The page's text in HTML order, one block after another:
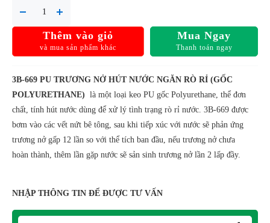
Thêm vào giỏ
và mua sản phẩm khác
Mua Ngay
Thanh toán ngay
3B-669 PU TRƯƠNG NỞ HÚT NƯỚC NGĂN RÒ RỈ (GỐC
POLYURETHANE) là một loại keo PU gốc Polyurethane, thể đơn
chất, tính hút nước dùng để xử lý tình trạng rò rỉ nước. 3B-669 được
bơm vào các vết nứt bê tông, sau khi tiếp xúc với nước sẽ phản ứng
trương nở gấp 12 lần so với thể tích ban đầu, nếu trương nở chưa
hoàn thành, thêm lần gặp nước sẽ sản sinh trương nở lần 2 lấp đầy.
NHẬP THÔNG TIN ĐỂ ĐƯỢC TƯ VẤN